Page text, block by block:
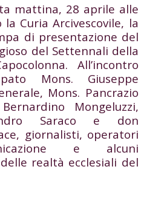
mattina, 28 aprile alle
Curia Arcivescovile, la
di presentazione del
del Settennali della
All’incontro
Mons. Giuseppe
Mons. Pancrazio
Mongeluzzi,
Saraco e don
giornalisti, operatori
e alcuni
realtà ecclesiali del